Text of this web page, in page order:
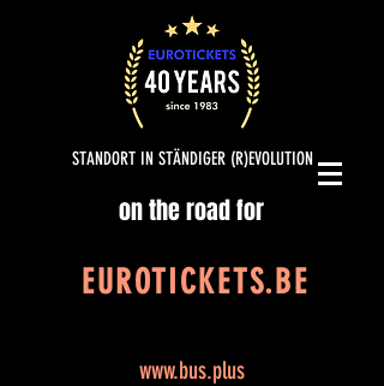
STANDORT IN STÄNDIGER (R)EVOLUTION
on the road for
EUROTICKETS.BE
www.bus.plus